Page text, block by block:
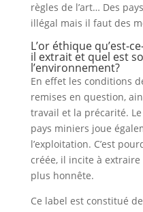
règles de l’art… Des
illégal mais il faut des
L’or éthique qu’est-
il extrait et quel est
l’environnement?
En effet les conditions
remises en question,
travail et la précarité.
pays miniers joue
l’exploitation. C’est
créée, il incite à
plus honnête.
Ce label est constitué